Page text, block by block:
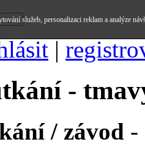
|
-
/ závod -
služeb, personalizaci reklam a analýze